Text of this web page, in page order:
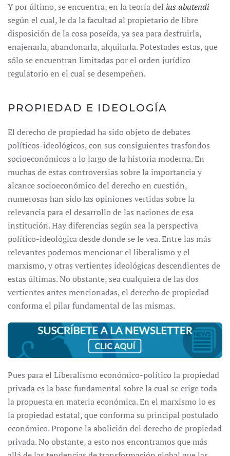
Y por último, se encuentra, en la teoría del ius abutendi
según el cual, le da la facultad al propietario de libre
disposición de la cosa poseída, ya sea para destruirla,
enajenarla, abandonarla, alquilarla. Potestades estas, que
sólo se encuentran limitadas por el orden jurídico
regulatorio en el cual se desempeñen.
PROPIEDAD E IDEOLOGÍA
El derecho de propiedad ha sido objeto de debates
políticos-ideológicos, con sus consiguientes trasfondos
socioeconómicos a lo largo de la historia moderna. En
muchas de estas controversias sobre la importancia y
alcance socioeconómico del derecho en cuestión,
numerosas han sido las opiniones vertidas sobre la
relevancia para el desarrollo de las naciones de esa
institución. Hay diferencias según sea la perspectiva
político-ideológica desde donde se le vea. Entre las más
relevantes podemos mencionar el liberalismo y el
marxismo, y otras vertientes ideológicas descendientes de
estas últimas. No obstante, sea cualquiera de las dos
vertientes antes mencionadas, el derecho de propiedad
conforma el pilar fundamental de las mismas.
Pues para el Liberalismo económico-político la propiedad
privada es la base fundamental sobre la cual se erige toda
la propuesta en materia económica. En el marxismo lo es
la propiedad estatal, que conforma su principal postulado
económico. Propone la abolición del derecho de propiedad
privada. No obstante, a esto nos encontramos que más